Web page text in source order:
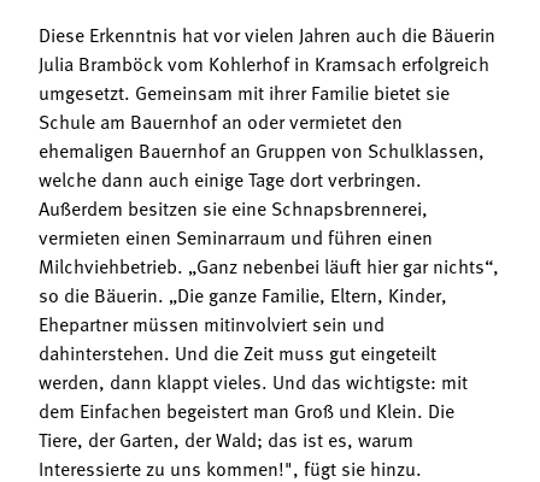
Diese Erkenntnis hat vor vielen Jahren auch die Bäuerin
Julia Bramböck vom Kohlerhof in Kramsach erfolgreich
umgesetzt. Gemeinsam mit ihrer Familie bietet sie
Schule am Bauernhof an oder vermietet den
ehemaligen Bauernhof an Gruppen von Schulklassen,
welche dann auch einige Tage dort verbringen.
Außerdem besitzen sie eine Schnapsbrennerei,
vermieten einen Seminarraum und führen einen
Milchviehbetrieb. „Ganz nebenbei läuft hier gar nichts“,
so die Bäuerin. „Die ganze Familie, Eltern, Kinder,
Ehepartner müssen mitinvolviert sein und
dahinterstehen. Und die Zeit muss gut eingeteilt
werden, dann klappt vieles. Und das wichtigste: mit
dem Einfachen begeistert man Groß und Klein. Die
Tiere, der Garten, der Wald; das ist es, warum
Interessierte zu uns kommen!", fügt sie hinzu.